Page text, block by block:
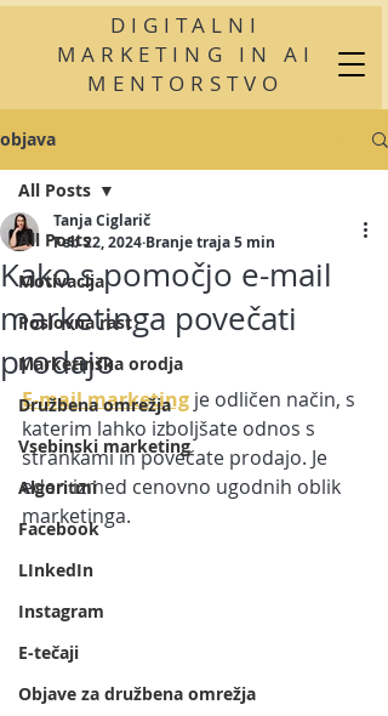
DIGITALNI
MARKETING IN AI
MENTORSTVO
objava
All Posts
Motivacija
Poslovna rast
Marketinška orodja
Družbena omrežja
Vsebinski marketing
Algoritmi
Facebook
LInkedIn
Instagram
E-tečaji
Objave za družbena omrežja
All Posts
Kako s pomočjo e-mail
marketinga povečati
prodajo
Tanja Ciglarič
Feb 22, 2024 Branje traja 5 min
E-mail marketing je odličen način, s
katerim lahko izboljšate odnos s
strankami in povečate prodajo. Je
eden izmed cenovno ugodnih oblik
marketinga.